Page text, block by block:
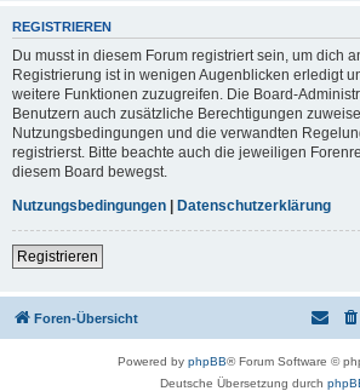
REGISTRIEREN
Du musst in diesem Forum registriert sein, um dich
Registrierung ist in wenigen Augenblicken erledigt
weitere Funktionen zuzugreifen. Die Board-
Benutzern auch zusätzliche Berechtigungen
Nutzungsbedingungen und die verwandten
registrierst. Bitte beachte auch die jeweiligen
diesem Board bewegst.
Nutzungsbedingungen | Datenschutzerklärung
Registrieren
Foren-Übersicht
Powered by phpBB® Forum Software ©
Deutsche Übersetzung durch